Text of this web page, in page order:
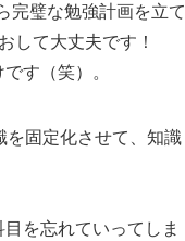
完璧な勉強計画を立て
して大丈夫です！
す（笑）。
を固定化させて、知識
を忘れていってしま